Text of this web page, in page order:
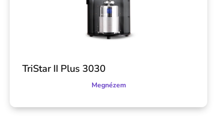
TriStar II Plus 3030
Megnézem